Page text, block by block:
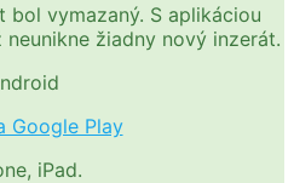
bol vymazaný. S aplikáciou
žiadny nový inzerát.
iPad.